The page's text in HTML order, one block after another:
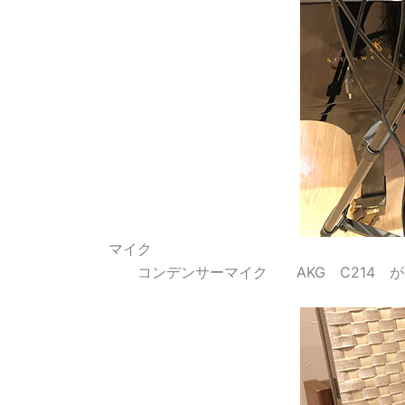
マイク
コンデンサーマイク AKG C214 が